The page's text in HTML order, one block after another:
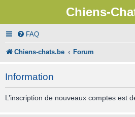
Chiens-
FAQ
Chiens-chats.be Forum
Information
L’inscription de nouveaux comptes est